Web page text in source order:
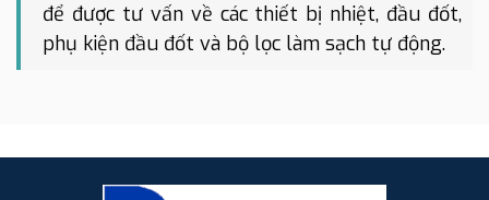
để được tư vấn về các thiết bị nhiệt, đầu đốt,
phụ kiện đầu đốt và bộ lọc làm sạch tự động.